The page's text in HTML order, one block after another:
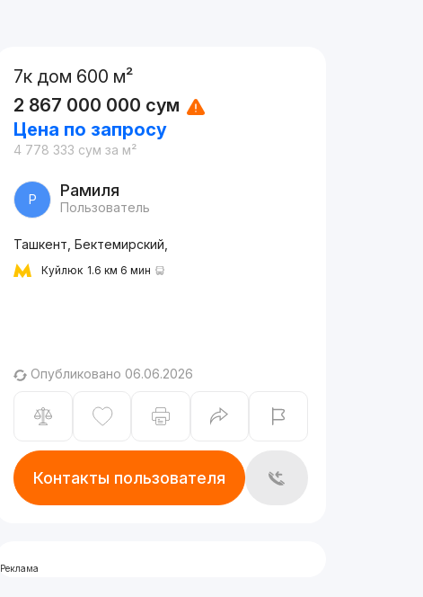
7к дом 600 м²
2 867 000 000 сум
Цена по запросу
4 778 333 сум за м²
Р Рамиля
Пользователь
Ташкент, Бектемирский,
Куйлюк 1.6 км 6 мин
Опубликовано 06.06.2026
Контакты пользователя
Реклама